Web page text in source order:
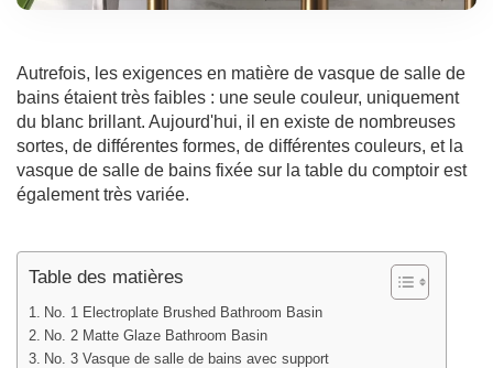
Autrefois, les exigences en matière de vasque de salle de
bains étaient très faibles : une seule couleur, uniquement
du blanc brillant. Aujourd'hui, il en existe de nombreuses
sortes, de différentes formes, de différentes couleurs, et la
vasque de salle de bains fixée sur la table du comptoir est
également très variée.
Table des matières
No. 1 Electroplate Brushed Bathroom Basin
No. 2 Matte Glaze Bathroom Basin
No. 3 Vasque de salle de bains avec support